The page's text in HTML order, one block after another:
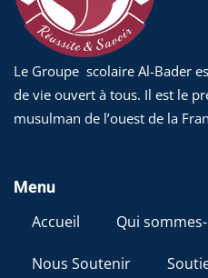
Le Groupe scolaire Al-Bader
de vie ouvert à tous. Il est le
musulman de l’ouest de la
Menu
Accueil Qui
Nous Soutenir